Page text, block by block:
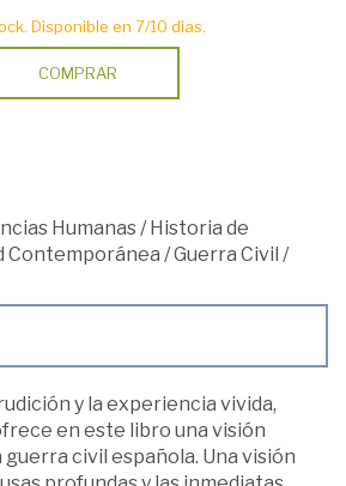
Disponible en 7/10 días.
COMPRAR
Humanas/Historia de
Contemporánea /Guerra Civil /
y la experiencia vivida,
en este libro una visión
civil española. Una visión